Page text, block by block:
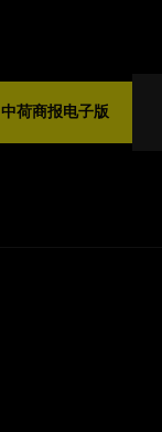
中荷商报电子版